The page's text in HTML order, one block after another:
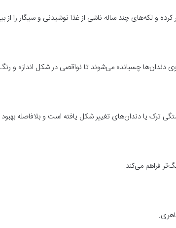
و لکه‌های چند ساله ناشی از غذا نوشیدنی و سیگار را از
دندان‌ها چسبانده می‌شوند تا نواقصی در شکل اندازه و
ترک یا دندان‌های تغییر شکل یافته است و بلافاصله بهبود
فراهم می‌کند.
.